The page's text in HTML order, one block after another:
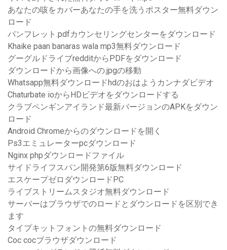
あなたの咳をカバーあなたの手を洗うポスター無料ダウン
ロード
パンフレット.pdfカウンセリングセンターをダウンロード
Khaike paan banaras wala mp3無料ダウンロード
グーグルドライブredditからPDFをダウンロード
ダウンロードから画像への.jpgの移動
Whatsapp無料ダウンロードhdのおはようカンナダビデオ
Chaturbate ioからHDビデオをダウンロードする
クラブペンギンアイランド最新バージョンのAPKをダウン
ロード
Android Chromeからのダウンロードを開く
Ps3エミュレーターpcダウンロード
Nginx phpダウンロードファイル
サイドライフスパン開発第6版無料ダウンロード
エスケープゼロダウンロードPC
ライブストリームスタジオ無料ダウンロード
サーバーはブラウザでのロードとダウンロードを区別でき
ます
タイプキットフォントの無料ダウンロード
Coc cocブラウザダウンロード